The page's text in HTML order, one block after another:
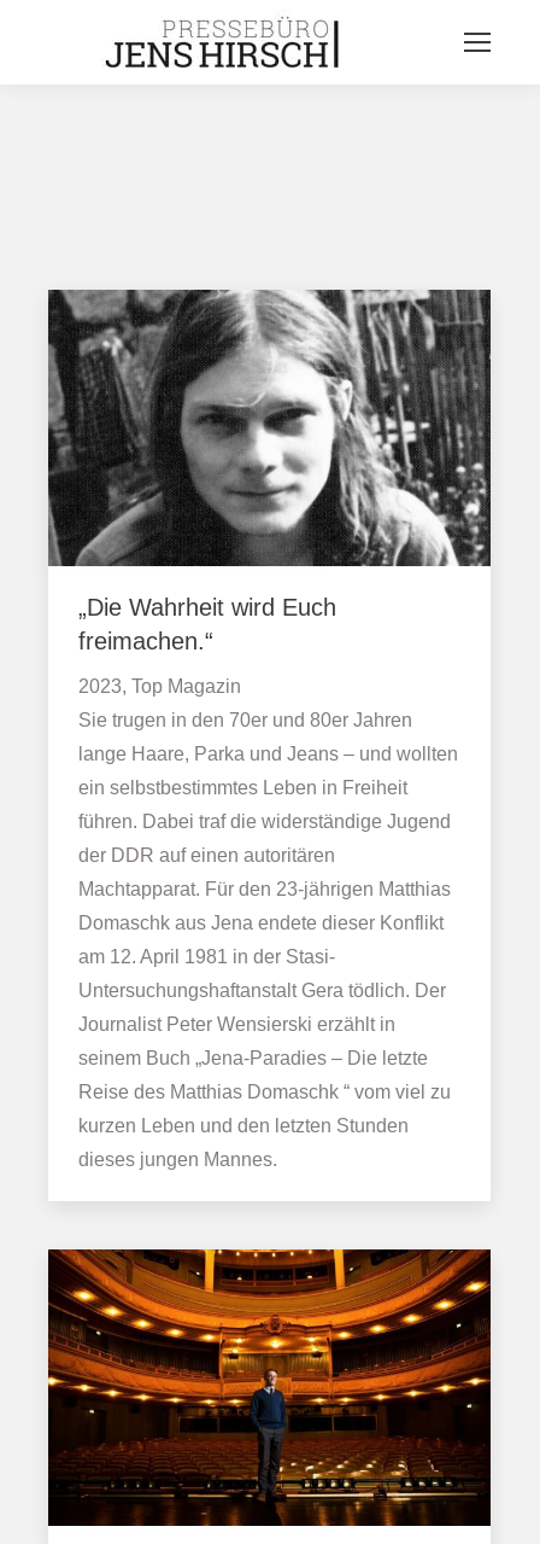
„Die Wahrheit wird Euch
freimachen.“
2023, Top Magazin
Sie trugen in den 70er und 80er Jahren
lange Haare, Parka und Jeans – und wollten
ein selbstbestimmtes Leben in Freiheit
führen. Dabei traf die widerständige Jugend
der DDR auf einen autoritären
Machtapparat. Für den 23-jährigen Matthias
Domaschk aus Jena endete dieser Konflikt
am 12. April 1981 in der Stasi-
Untersuchungshaftanstalt Gera tödlich. Der
Journalist Peter Wensierski erzählt in
seinem Buch „Jena-Paradies – Die letzte
Reise des Matthias Domaschk “ vom viel zu
kurzen Leben und den letzten Stunden
dieses jungen Mannes.